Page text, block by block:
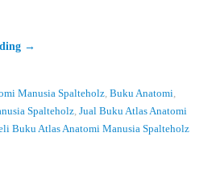
→
Manusia Spalteholz, Buku Anatomi,
Spalteholz, Jual Buku Atlas Anatomi
Buku Atlas Anatomi Manusia Spalteholz